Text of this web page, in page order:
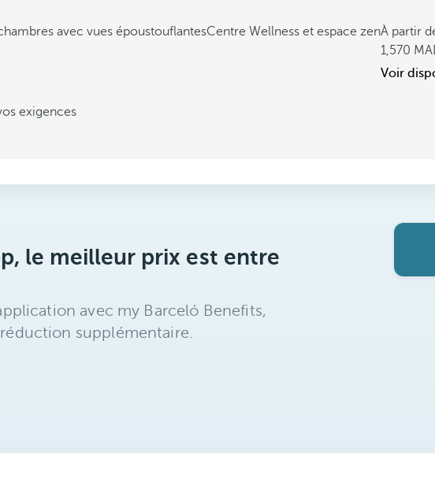
avec vues époustouflantesCentre Wellness et espace zenÀ partir
1,570
Voir
exigences
le meilleur prix est entre
avec my Barceló Benefits,
supplémentaire.